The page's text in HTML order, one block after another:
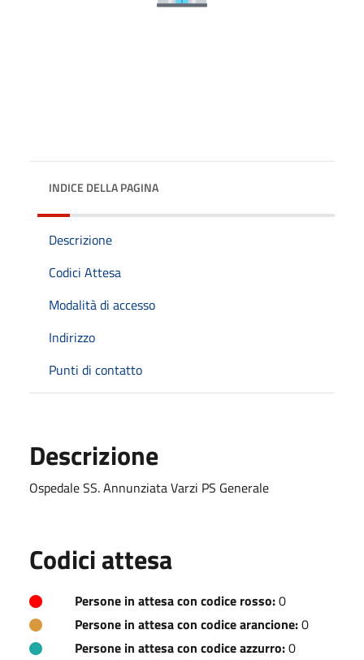
INDICE DELLA PAGINA
Descrizione
Codici Attesa
Modalità di accesso
Indirizzo
Punti di contatto
Descrizione
Ospedale SS. Annunziata Varzi PS Generale
Codici attesa
Persone in attesa con codice rosso:0
Persone in attesa con codice arancione:0
Persone in attesa con codice azzurro:0